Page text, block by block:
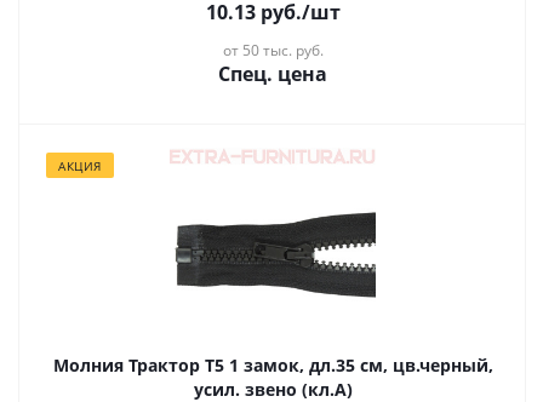
10.13руб./шт
от 50 тыс. руб.
Спец. цена
АКЦИЯ
Молния Трактор Т5 1 замок, дл.35 см, цв.черный,
усил. звено (кл.А)